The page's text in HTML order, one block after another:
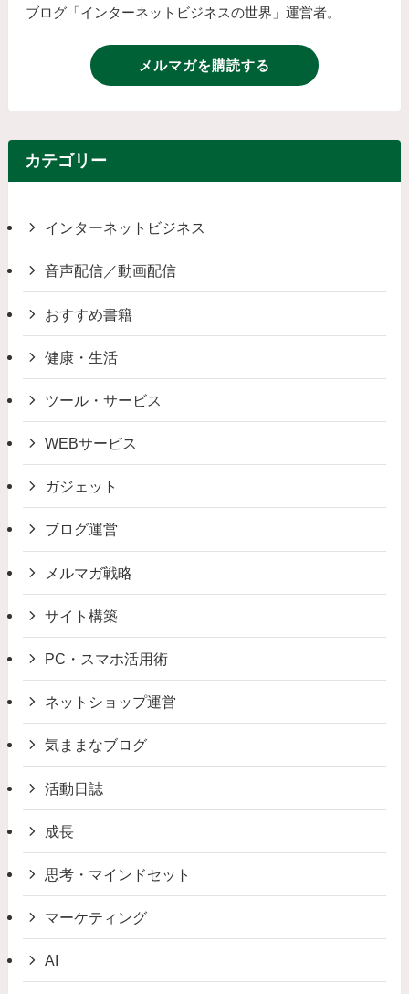
ブログ「インターネットビジネスの世界」運営者。
メルマガを購読する
カテゴリー
インターネットビジネス
音声配信／動画配信
おすすめ書籍
健康・生活
ツール・サービス
WEBサービス
ガジェット
ブログ運営
メルマガ戦略
サイト構築
PC・スマホ活用術
ネットショップ運営
気ままなブログ
活動日誌
成長
思考・マインドセット
マーケティング
AI